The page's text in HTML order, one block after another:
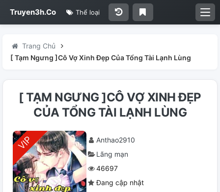
Truyen3h.Co Thể loại
Trang Chủ
[ Tạm Ngưng ]Cô Vợ Xinh Đẹp Của Tổng Tài Lạnh Lùng
[ TẠM NGƯNG ]CÔ VỢ XINH ĐẸP
CỦA TỔNG TÀI LẠNH LÙNG
Anthao2910
Lãng mạn
46697
Đang cập nhật